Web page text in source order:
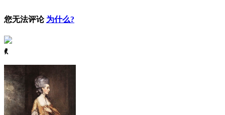
您无法评论 为什么?
ꈅ